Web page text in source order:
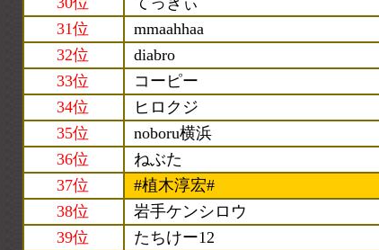
31位
mmaahhaa
32位
diabro
33位
コーピー
34位
ヒロクジ
35位
noboru横浜
36位
ねぶた
37位
#植木淳宏#
38位
岩手ケンシロウ
39位
たちけー12